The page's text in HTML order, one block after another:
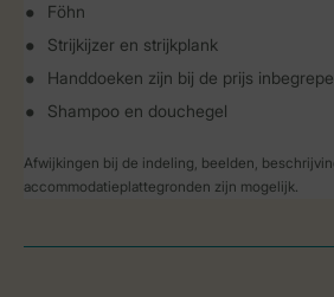
Föhn
Strijkijzer en strijkplank
Handdoeken zijn bij de prijs
Shampoo en douchegel
Afwijkingen bij de indeling, beelden,
accommodatieplattegronden zijn mogelijk.